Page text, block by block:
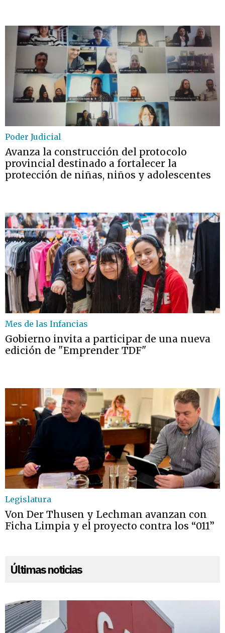
Poder Judicial
Avanza la construcción del protocolo
provincial destinado a fortalecer la
protección de niñas, niños y adolescentes
Mes de las Infancias
Gobierno invita a participar de una nueva
edición de "Emprender TDF"
Legislatura
Von Der Thusen y Lechman avanzan con
Ficha Limpia y el proyecto contra los “011”
Últimas noticias